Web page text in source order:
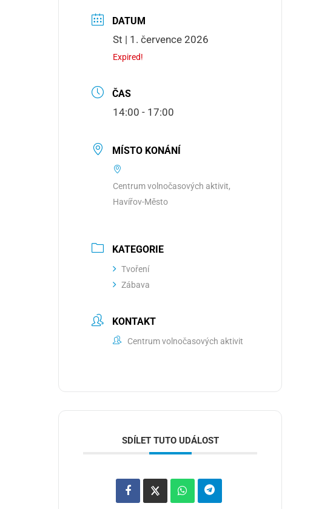
DATUM
St | 1. července 2026
Expired!
ČAS
14:00 - 17:00
MÍSTO KONÁNÍ
Centrum volnočasových aktivit,
Havířov-Město
KATEGORIE
Tvoření
Zábava
KONTAKT
Centrum volnočasových aktivit
SDÍLET TUTO UDÁLOST